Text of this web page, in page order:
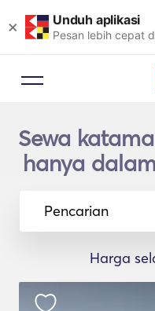
× Unduh aplikasi
Pesan lebih cepat
Sewa
hanya
Pencarian
Harga